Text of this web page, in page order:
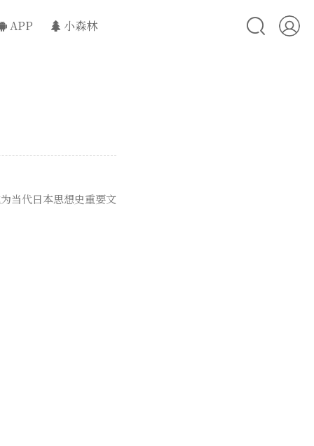
APP 小森林
当代日本思想史重要文